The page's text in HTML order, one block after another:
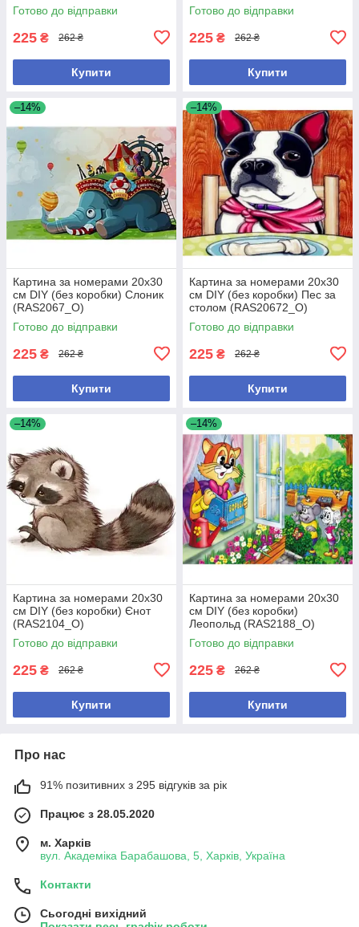
Готово до відправки
225 ₴ 262 ₴
Купити
Готово до відправки
225 ₴ 262 ₴
Купити
–14%
Картина за номерами 20х30
см DIY (без коробки) Слоник
(RAS2067_O)
Готово до відправки
225 ₴ 262 ₴
Купити
–14%
Картина за номерами 20х30
см DIY (без коробки) Пес за
столом (RAS20672_O)
Готово до відправки
225 ₴ 262 ₴
Купити
–14%
Картина за номерами 20х30
см DIY (без коробки) Єнот
(RAS2104_O)
Готово до відправки
225 ₴ 262 ₴
Купити
–14%
Картина за номерами 20х30
см DIY (без коробки)
Леопольд (RAS2188_O)
Готово до відправки
225 ₴ 262 ₴
Купити
Про нас
91% позитивних з 295 відгуків за рік
Працює з 28.05.2020
м. Харків
вул. Академіка Барабашова, 5, Харків, Україна
Контакти
Сьогодні вихідний